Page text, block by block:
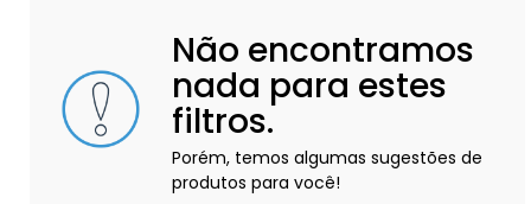
Não encontramos
nada para estes
filtros.
Porém, temos algumas sugestões de
produtos para você!